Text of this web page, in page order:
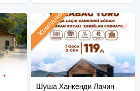
Шуша Ханкенди Лачин
Компания